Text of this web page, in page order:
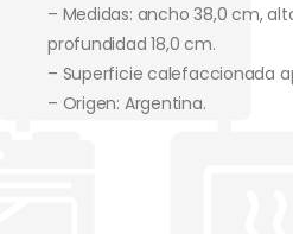
– Medidas: ancho 38,0 cm,
profundidad 18,0 cm.
– Superficie calefaccionada
– Origen: Argentina.